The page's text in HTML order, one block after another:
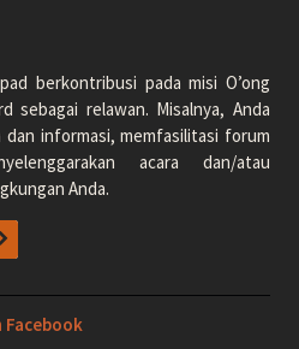
berkontribusi pada misi O’ong
sebagai relawan. Misalnya, Anda
informasi, memfasilitasi forum
acara dan/atau
Anda.
Facebook